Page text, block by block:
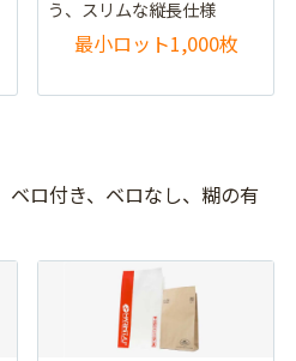
う、スリムな縦長仕様
最小ロット1,000枚
ロ付き、ベロなし、糊の有